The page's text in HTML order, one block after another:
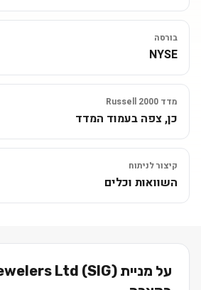
בורסה
NYSE
מדד Russell 2000
כן, צפה בעמוד המדד
קיצור לניתוח
השוואות וכלים
על מניית Ltd (SIG)